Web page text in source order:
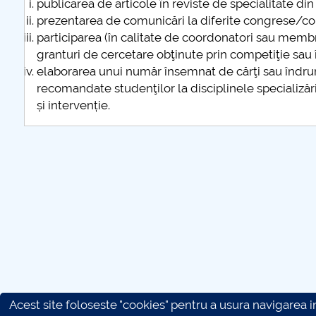
publicarea de articole în reviste de specialitate
prezentarea de comunicări la diferite congrese/
participarea (în calitate de coordonatori sau
granturi de cercetare obţinute prin competiţie
elaborarea unui număr însemnat de cărţi sau
recomandate studenţilor la disciplinele
și intervenție.
Acest site foloseste "cookies" pentru a usura